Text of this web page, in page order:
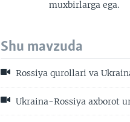
muxbirlarga ega.
Shu mavzuda
Rossiya qurollari va
Ukraina-Rossiya axborot